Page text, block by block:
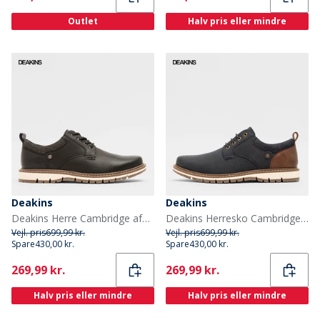
Outlet Halv pris eller mindre
Deakins
Deakins Herre Cambridge afslappede sko Sort
Vejl. pris699,99 kr.
Spare430,00 kr.
Current
269,99 kr.
Halv pris eller mindre
Deakins
Deakins Herresko Cambridge Blå/Brun
Vejl. pris699,99 kr.
Spare430,00 kr.
Current
269,99 kr.
Halv pris eller mindre